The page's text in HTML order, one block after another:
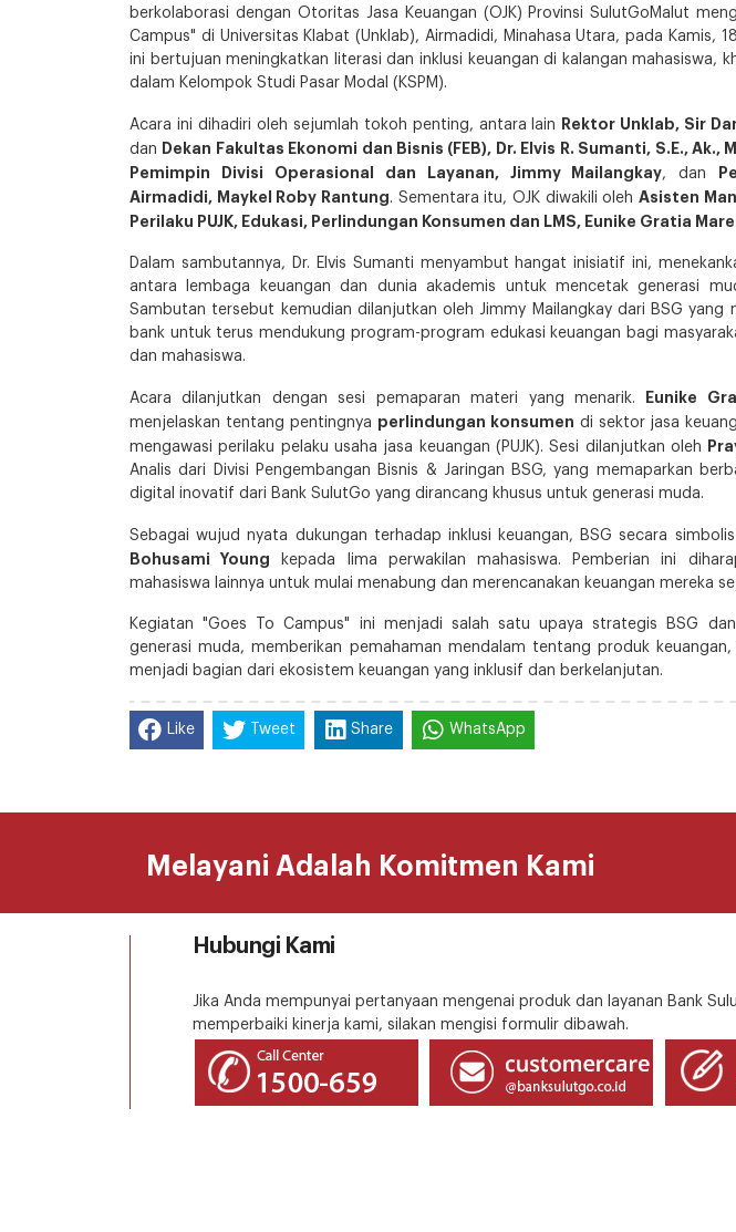
berkolaborasi dengan Otoritas Jasa Keuangan (OJK) Provinsi SulutGoMalut
Campus" di Universitas Klabat (Unklab), Airmadidi, Minahasa Utara, pada Kamis,
ini bertujuan meningkatkan literasi dan inklusi keuangan di kalangan mahasiswa,
dalam Kelompok Studi Pasar Modal (KSPM).
Acara ini dihadiri oleh sejumlah tokoh penting, antara lain
Rektor Unklab, Sir
dan Dekan Fakultas Ekonomi dan Bisnis (FEB), Dr. Elvis R. Sumanti, S.E., Ak.,
Pemimpin Divisi Operasional dan Layanan, Jimmy Mailangkay, dan
Airmadidi, Maykel Roby Rantung. Sementara itu, OJK diwakili oleh Asisten
Perilaku PUJK, Edukasi, Perlindungan Konsumen dan LMS, Eunike Gratia
Dalam sambutannya, Dr. Elvis Sumanti menyambut hangat inisiatif ini,
antara lembaga keuangan dan dunia akademis untuk mencetak generasi
Sambutan tersebut kemudian dilanjutkan oleh Jimmy Mailangkay dari BSG yang
bank untuk terus mendukung program-program edukasi keuangan bagi
dan mahasiswa.
Acara dilanjutkan dengan sesi pemaparan materi yang menarik. Eunike
menjelaskan tentang pentingnya perlindungan konsumen di sektor jasa
mengawasi perilaku pelaku usaha jasa keuangan (PUJK). Sesi dilanjutkan oleh
Analis dari Divisi Pengembangan Bisnis & Jaringan BSG, yang memaparkan
digital inovatif dari Bank SulutGo yang dirancang khusus untuk generasi muda.
Sebagai wujud nyata dukungan terhadap inklusi keuangan, BSG secara
Bohusami Young kepada lima perwakilan mahasiswa. Pemberian ini
mahasiswa lainnya untuk mulai menabung dan merencanakan keuangan mereka
Kegiatan "Goes To Campus" ini menjadi salah satu upaya strategis BSG
generasi muda, memberikan pemahaman mendalam tentang produk
menjadi bagian dari ekosistem keuangan yang inklusif dan berkelanjutan.
Like Tweet Share WhatsApp
Melayani Adalah Komitmen Kami
Hubungi Kami
Jika Anda mempunyai pertanyaan mengenai produk dan layanan Bank
memperbaiki kinerja kami, silakan mengisi formulir dibawah.